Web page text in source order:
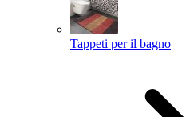
Tappeti per il bagno